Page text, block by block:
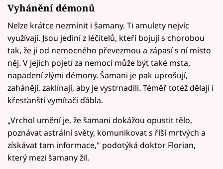
Vyhánění démonů
Nelze krátce nezmínit i šamany. Ti amulety nejvíc
využívají. Jsou jediní z léčitelů, kteří bojují s chorobou
tak, že ji od nemocného převezmou a zápasí s ní místo
něj. V jejich pojetí za nemocí může být také msta,
napadení zlými démony. Šamani je pak uprošují,
zahánějí, zaklínají, aby je vystrnadili. Téměř totéž dělají i
křesťanští vymítači ďábla.
„Vrchol umění je, že šamani dokážou opustit tělo,
poznávat astrální světy, komunikovat s říší mrtvých a
získávat tam informace," podotýká doktor Florian,
který mezi šamany žil.